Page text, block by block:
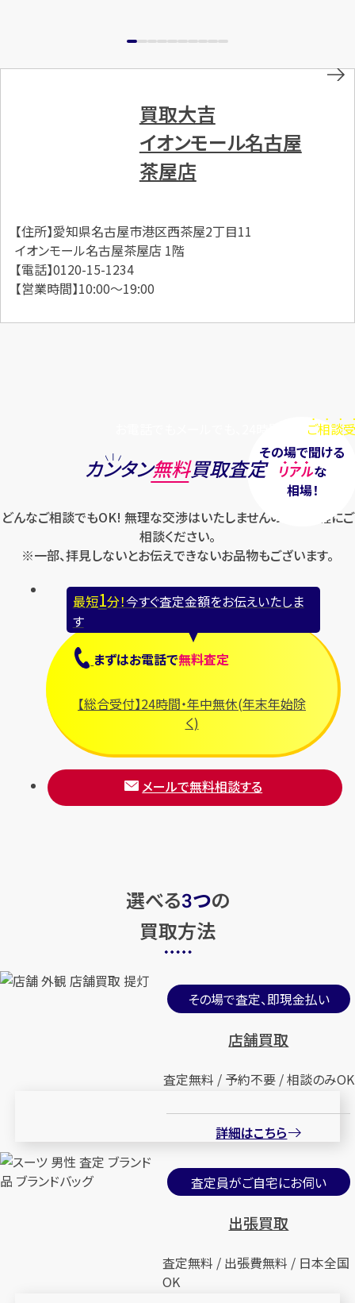
買取大吉
イオンモール名古屋
茶屋店
【住所】愛知県名古屋市港区西茶屋2丁目11
イオンモール名古屋茶屋店 1階
【電話】0120-15-1234
【営業時間】10:00～19:00
ご相談
その場で聞ける
リアルな
相場！
カンタン無料買取査定
どんなご相談でもOK! 無理な交渉はいたしませんのでお気軽にご
相談ください。
※一部、拝見しないとお伝えできないお品物もございます。
最短1分！今すぐ査定金額をお伝えいたしま
す
まずはお電話で無料査定
【総合受付】24時間・年中無休(年末年始除
く)
メールで無料相談する
選べる3つの
買取方法
その場で査定、即現金払い
店舗買取
査定無料 / 予約不要 / 相談のみOK
詳細はこちら
査定員がご自宅にお伺い
出張買取
査定無料 / 出張費無料 / 日本全国
OK